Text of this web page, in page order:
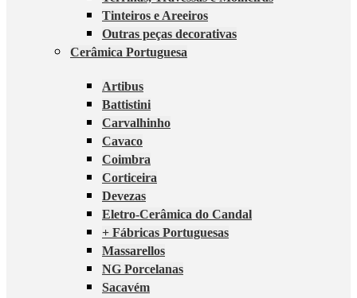
Tinteiros e Areeiros
Outras peças decorativas
Cerâmica Portuguesa
Artibus
Battistini
Carvalhinho
Cavaco
Coimbra
Corticeira
Devezas
Eletro-Cerâmica do Candal
+ Fábricas Portuguesas
Massarellos
NG Porcelanas
Sacavém